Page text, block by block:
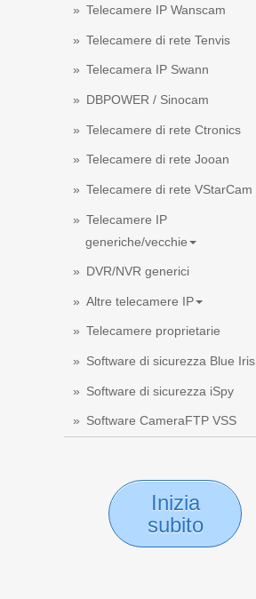
Telecamere IP Wanscam
Telecamere di rete Tenvis
Telecamera IP Swann
DBPOWER / Sinocam
Telecamere di rete Ctronics
Telecamere di rete Jooan
Telecamere di rete VStarCam
Telecamere IP
generiche/vecchie
DVR/NVR generici
Altre telecamere IP
Telecamere proprietarie
Software di sicurezza Blue Iris
Software di sicurezza iSpy
Software CameraFTP VSS
Inizia
subito